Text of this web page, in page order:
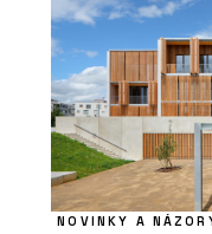
NOVINKY A